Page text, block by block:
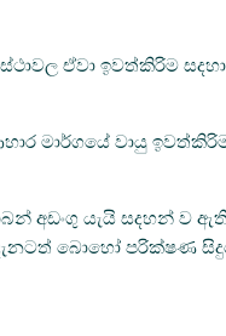
ඒවා ඉවත්කිරිම
මාර්ගයේ වායු
අඩංගු යැයි සදහන් ව
බොහෝ පරික්ෂණ